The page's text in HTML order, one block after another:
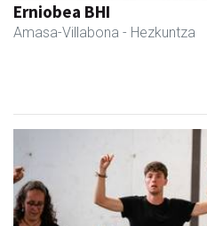
Eizmendi anaiak
Amasa-Villabona - Armategia